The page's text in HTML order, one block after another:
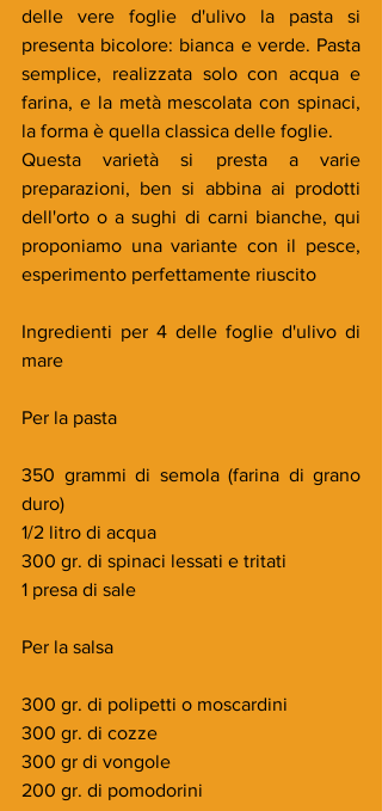
delle vere foglie d'ulivo la pasta si
presenta bicolore: bianca e verde. Pasta
semplice, realizzata solo con acqua e
farina, e la metà mescolata con spinaci,
la forma è quella classica delle foglie.
Questa varietà si presta a varie
preparazioni, ben si abbina ai prodotti
dell'orto o a sughi di carni bianche, qui
proponiamo una variante con il pesce,
esperimento perfettamente riuscito
Ingredienti per 4 delle foglie d'ulivo di
mare
Per la pasta
350 grammi di semola (farina di grano
duro)
1/2 litro di acqua
300 gr. di spinaci lessati e tritati
1 presa di sale
Per la salsa
300 gr. di polipetti o moscardini
300 gr. di cozze
300 gr di vongole
200 gr. di pomodorini